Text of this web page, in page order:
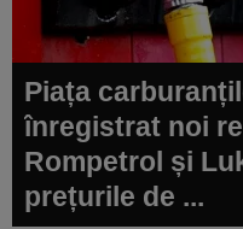
Piața
înregistrat noi
Rompetrol și
prețurile de ...